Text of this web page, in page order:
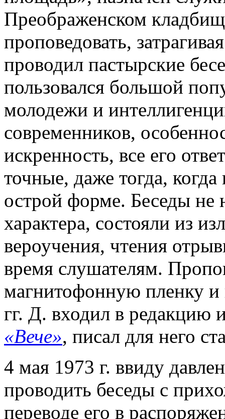
Преображенском
проповедовать,
проводил пастырские
пользовался большой
молодежи и
современников,
искренность, все его
точные, даже тогда,
острой форме. Беседы не
характера, состояли из
вероучения, чтения
время слушателям.
магнитофонную пленку и
гг. Д. входил в редакцию
«Вече», писал для него
4 мая 1973 г. ввиду
проводить беседы с
переводе его в